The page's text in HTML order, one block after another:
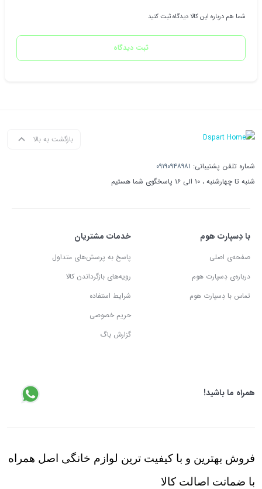
شما هم درباره این کالا دیدگاه ثبت کنید
ثبت دیدگاه
بازگشت به بالا
شماره تلفن پشتیبانی: ۰۹۱۹۰۹۴۸۹۸۱
شنبه تا چهارشنبه ، ۱۰ الی ۱۶ پاسخگوی شما هستیم
با دِسپارت هوم
صفحه‌ی اصلی
درباره‌ی دِسپارت هوم
تماس با دِسپارت هوم
خدمات مشتریان
پاسخ به پرسش‌های متداول
رویه‌های بازگرداندن کالا
شرایط استفاده
حریم خصوصی
گزارش باگ
همراه ما باشید!
فروش بهترین و با کیفیت ترین لوازم خانگی اصل همراه
با ضمانت اصالت کالا